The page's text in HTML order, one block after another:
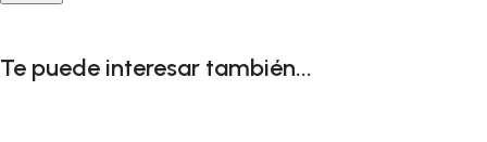
Te puede interesar también...